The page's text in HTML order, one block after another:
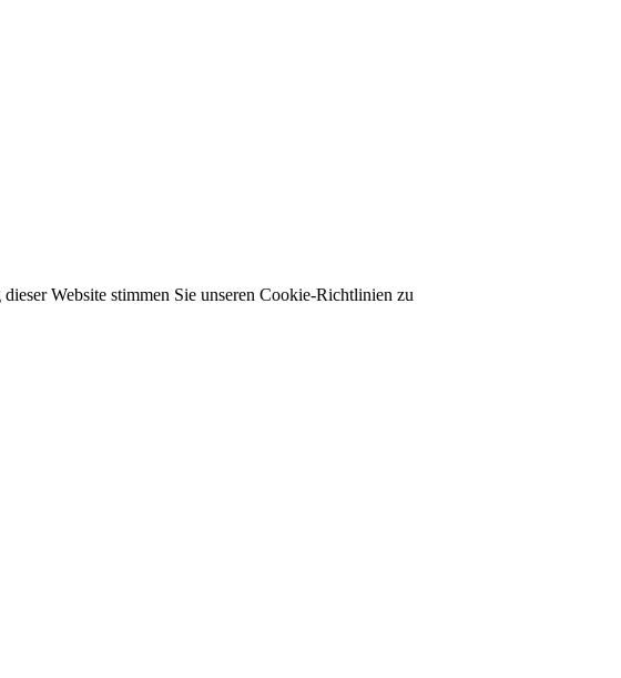
Website stimmen Sie unseren Cookie-Richtlinien zu